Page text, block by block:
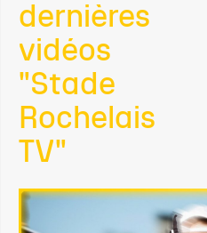
dernières
vidéos
"Stade
Rochelais
TV"